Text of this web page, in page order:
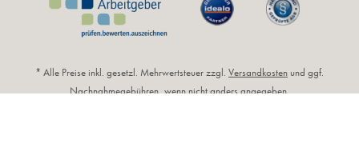
* Alle Preise inkl. gesetzl. Mehrwertsteuer zzgl. Versandkosten und ggf.
Nachnahmegebühren, wenn nicht anders angegeben.